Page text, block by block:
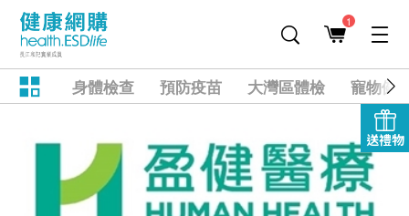
1
身體檢查 預防疫苗 大灣區體檢 寵物健
送禮物